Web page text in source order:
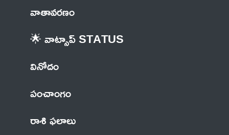
వాతావరణం
🌟 వాట్సాప్ STATUS
వినోదం
పంచాంగం
రాశి ఫలాలు